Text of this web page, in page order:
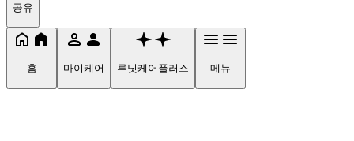
공유
홈 마이케어 루닛케어플러스 메뉴